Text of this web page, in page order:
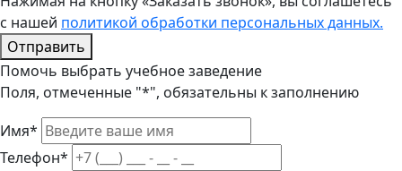
с нашей политикой обработки персональных данных.
Отправить
Помочь выбрать учебное заведение
Поля, отмеченные "*", обязательны к заполнению
Имя*
Телефон*